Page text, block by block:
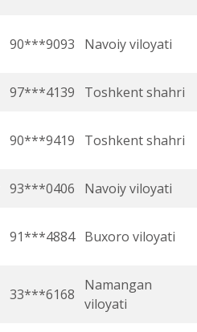
90***9093 Navoiy viloyati
97***4139 Toshkent shahri
90***9419 Toshkent shahri
93***0406 Navoiy viloyati
91***4884 Buxoro viloyati
33***6168
Namangan
viloyati